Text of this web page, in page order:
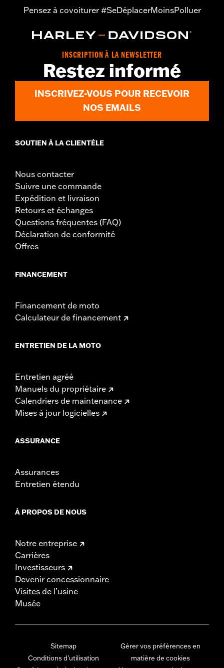
Pensez à covoiturer #SeDéplacerMoinsPolluer
INSCRIPTION À LA NEWSLETTER
Restez informé
INSCRIVEZ-VOUS POUR RECEVOIR
NOS EMAILS
SOUTIEN À LA CLIENTÈLE
Nous contacter
Suivre une commande
Expédition et livraison
Retours et échanges
Questions fréquentes (FAQ)
Déclaration de conformité
Offres
FINANCEMENT
Financement de moto
Calculateur de financement
ENTRETIEN DE LA MOTO
Entretien agréé
Manuels du propriétaire
Calendriers de maintenance
Mises à jour logicielles
ASSURANCE
Assurances
Entretien étendu
À PROPOS DE NOUS
Notre entreprise
Carrières
Investisseurs
Devenir concessionnaire
Visites de l’usine
Musée
Sitemap
Conditions d'utilisation
Gérer vos préférences en
matière de cookies